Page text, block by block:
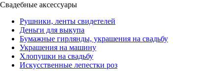
Свадебные аксессуары
Рушники, ленты свидетелей
Деньги для выкупа
Бумажные гирлянды, украшения на свадьбу
Украшения на машину
Хлопушки на свадьбу
Искусственные лепестки роз